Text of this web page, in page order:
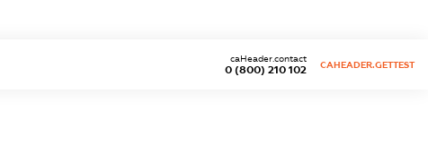
0 (800) 210 102
caHeader.contact
CAHEADER.GETTEST